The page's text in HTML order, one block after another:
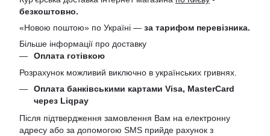
безкоштовно.
«Новою поштою» по Україні — за тарифом перевізника.
Більше інформації про доставку
Оплата готівкою
Розрахунок можливий виключно в українських гривнях.
Оплата банківськими картами Visa, MasterCard
через Liqpay
Після підтвердження замовлення Вам на електронну
адресу або за допомогою SMS прийде рахунок з